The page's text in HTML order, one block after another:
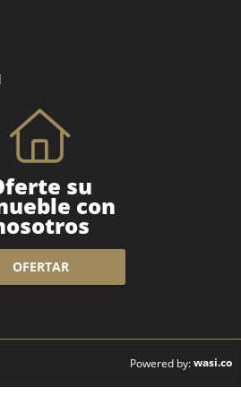
su
con
OFERTAR
Powered by:wasi.co